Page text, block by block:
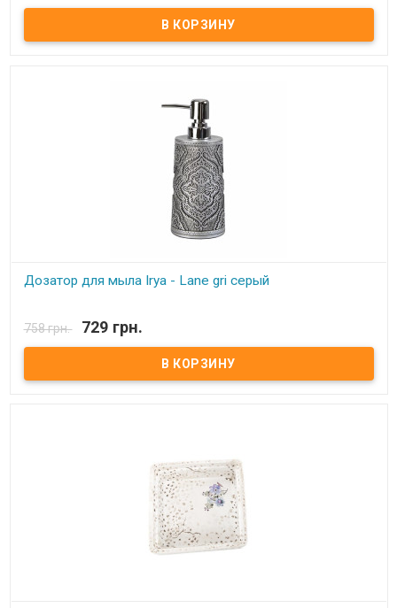
полирезин (устойчив к падению) Упаковка: картонная коробка с
пенопластом. Производитель: Irya, Турция
Дозатор для мыла Irya - Lane gri серый
Дозатор для мыла Irya - Lane gri серый Состав: полирезин
(устойчив к падению) Упаковка: картонная коробка с
пенопластом. Производитель: Irya, Турция
758 грн. 729 грн.